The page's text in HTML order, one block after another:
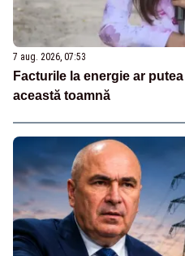
7 aug. 2026, 07:53
Facturile la energie ar
această toamnă